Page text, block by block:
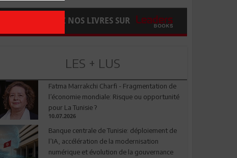
COMMANDEZ NOS LIVRES SUR
LES + LUS
Fatma Marrakchi Charfi - Fragmentation de
l’économie mondiale: Risque ou opportunité
pour La Tunisie ?
10.07.2026
Banque centrale de Tunisie: déploiement de
l’IA, accélération de la modernisation
numérique et évolution de la gouvernance